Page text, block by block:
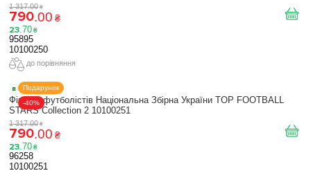
1 317.00 ₴
790.00 ₴
23.70 ₴
95895
10100250
до порівняння
Подарунок
-40%
в наявності
Фігурки футболістів Національна Збірна України TOP FOOTBALL
STARS Collection 2 10100251
1 317.00 ₴
790.00 ₴
23.70 ₴
96258
10100251